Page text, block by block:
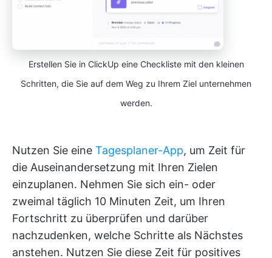
Erstellen Sie in ClickUp eine Checkliste mit den kleinen
Schritten, die Sie auf dem Weg zu Ihrem Ziel unternehmen
werden.
Nutzen Sie eine Tagesplaner-App, um Zeit für
die Auseinandersetzung mit Ihren Zielen
einzuplanen. Nehmen Sie sich ein- oder
zweimal täglich 10 Minuten Zeit, um Ihren
Fortschritt zu überprüfen und darüber
nachzudenken, welche Schritte als Nächstes
anstehen. Nutzen Sie diese Zeit für positives